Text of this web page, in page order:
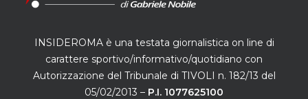
INSIDEROMA è una testata giornalistica on line di
carattere sportivo/informativo/quotidiano con
Autorizzazione del Tribunale di TIVOLI n. 182/13 del
05/02/2013 – P.I. 1077625100